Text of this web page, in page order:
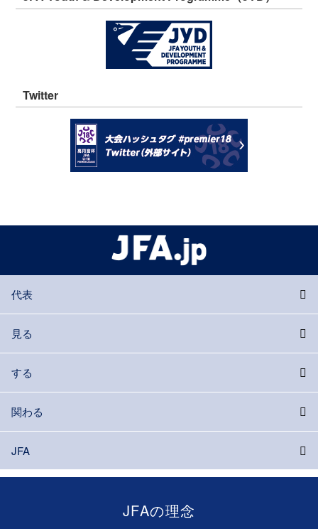
Twitter
代表
見る
する
関わる
JFA
JFAの理念